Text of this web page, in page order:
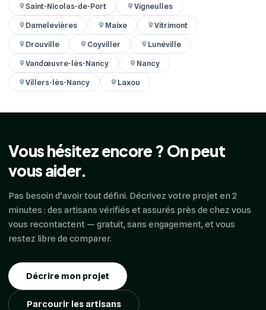
Saint-Nicolas-de-Port
Vigneulles
Damelevières
Maixe
Vitrimont
Drouville
Coyviller
Lunéville
Vandœuvre-lès-Nancy
Nancy
Villers-lès-Nancy
Laxou
Vous hésitez encore ? On peut
vous aider.
Pas besoin d'avoir tout défini. Décrivez votre projet en 2
minutes : des artisans vérifiés et assurés près de chez vous
vous recontactent — gratuit, sans engagement, et vous
restez libre de comparer.
Décrire mon projet
Parcourir les artisans